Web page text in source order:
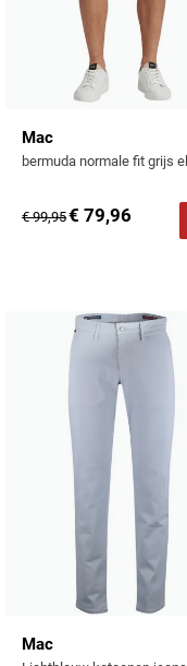
Mac
€ 99,95€ 79,96
Mac